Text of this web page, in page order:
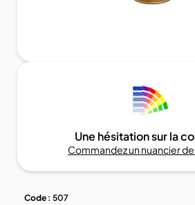
Une hésitation sur la
Commandez un nuancier
Code : 507